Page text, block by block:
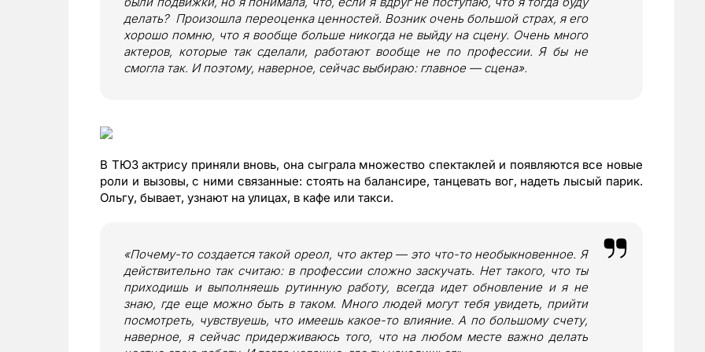
делать? Произошла переоценка ценностей. Возник очень большой страх, я его
хорошо помню, что я вообще больше никогда не выйду на сцену. Очень много
актеров, которые так сделали, работают вообще не по профессии. Я бы не
смогла так. И поэтому, наверное, сейчас выбираю: главное — сцена».
В ТЮЗ актрису приняли вновь, она сыграла множество спектаклей и появляются все новые
роли и вызовы, с ними связанные: стоять на балансире, танцевать вог, надеть лысый парик.
Ольгу, бывает, узнают на улицах, в кафе или такси.
«Почему-то создается такой ореол, что актер — это что-то необыкновенное. Я
действительно так считаю: в профессии сложно заскучать. Нет такого, что ты
приходишь и выполняешь рутинную работу, всегда идет обновление и я не
знаю, где еще можно быть в таком. Много людей могут тебя увидеть, прийти
посмотреть, чувствуешь, что имеешь какое-то влияние. А по большому счету,
наверное, я сейчас придерживаюсь того, что на любом месте важно делать